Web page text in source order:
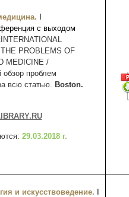
с выходом
PROBLEMS OF
MEDICINE /
проблем
всю статью. Boston.
29.03.2018 г.
и искусствоведение.